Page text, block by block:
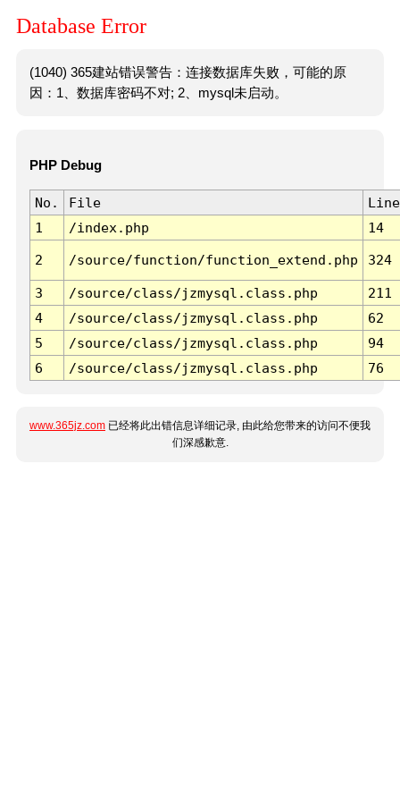
Database Error
(1040) 365建站错误警告：连接数据库失败，可能的原
因：1、数据库密码不对; 2、mysql未启动。
PHP Debug
No. File
Line
1
/index.php 14
2 /source/function/function_extend.php 324
3 /source/class/jzmysql.class.php
211
4
/source/class/jzmysql.class.php
62
5
/source/class/jzmysql.class.php
94
6
/source/class/jzmysql.class.php 76
www.365jz.com 已经将此出错信息详细记录, 由此给您带来的访问不便我
们深感歉意.